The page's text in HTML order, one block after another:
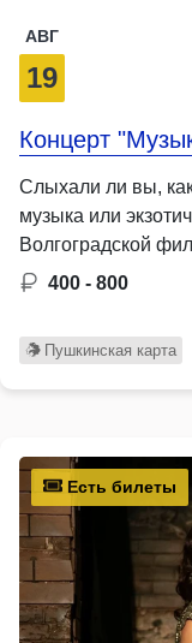
АВГ
19
Концерт
Слыхали ли вы,
музыка или
Волгоградской
400 - 800
Пушкинская карта
Есть билеты